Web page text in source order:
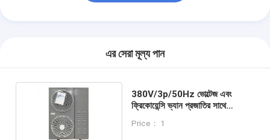
এর সেরা মূল্য পান
380V/3p/50Hz ভোল্টেজ এবং
ফ্রিকোয়েন্সি ভ্যান প্রজাতির সাথে
Price： 1